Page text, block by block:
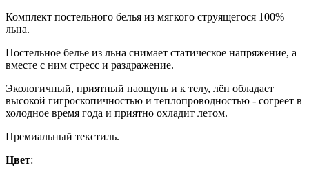
Комплект постельного белья из мягкого струящегося 100%
льна.
Постельное белье из льна снимает статическое напряжение, а
вместе с ним стресс и раздражение.
Экологичный, приятный наощупь и к телу, лён обладает
высокой гигроскопичностью и теплопроводностью - согреет в
холодное время года и приятно охладит летом.
Премиальный текстиль.
Цвет: